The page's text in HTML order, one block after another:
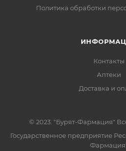
Политика обработки
Контакты
Аптеки
Доставка и
© 2023. "Бурят-Фармация"
Государственное предприятие